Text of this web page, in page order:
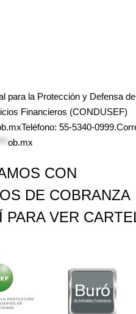
para la Protección y Defensa
Financieros (CONDUSEF)
55-5340-
ob.mx
CON
DE COBRANZA
PARA VER